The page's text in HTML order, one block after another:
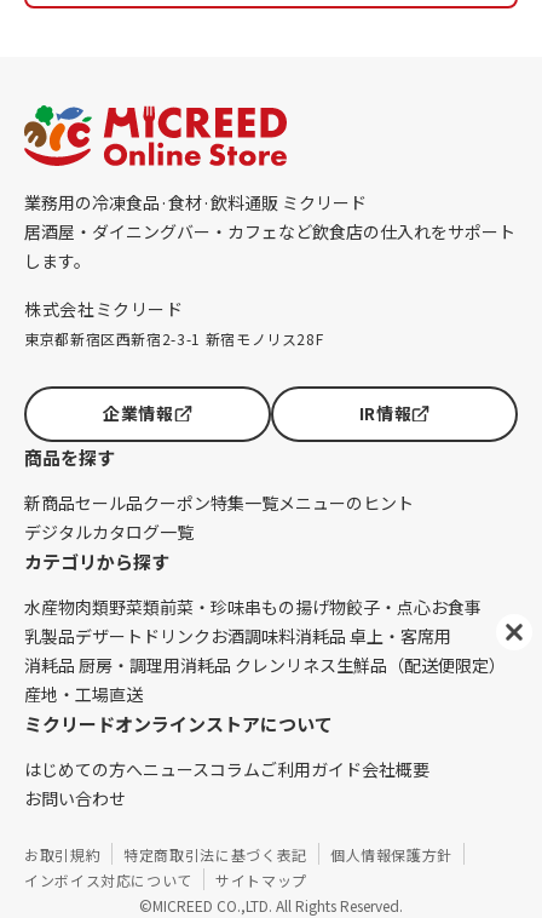
業務用の冷凍食品·食材·飲料通販 ミクリード
居酒屋・ダイニングバー・カフェなど飲食店の仕入れをサポート
します。
株式会社ミクリード
東京都新宿区西新宿2-3-1 新宿モノリス28F
企業情報 IR情報
商品を探す
新商品セール品クーポン特集一覧メニューのヒント
デジタルカタログ一覧
カテゴリから探す
水産物肉類野菜類前菜・珍味串もの揚げ物餃子・点心お食事
乳製品デザート ドリンク お酒調味料消耗品 卓上・客席用
消耗品 厨房・調理用消耗品 クレンリネス生鮮品（配送便限定）
産地・工場直送
ミクリードオンラインストアについて
はじめての方へニュースコラムご利用ガイド会社概要
お問い合わせ
©MICREED CO.,LTD. All Rights Reserved.
お取引規約 特定商取引法に基づく表記
個人情報保護方針
インボイス対応について
サイトマップ